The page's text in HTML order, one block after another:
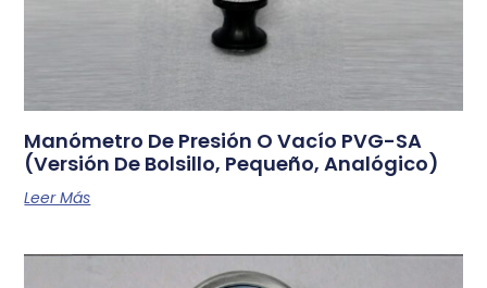
Manómetro De Presión O Vacío PVG-SA
(versión De Bolsillo, Pequeño, Analógico)
Leer Más